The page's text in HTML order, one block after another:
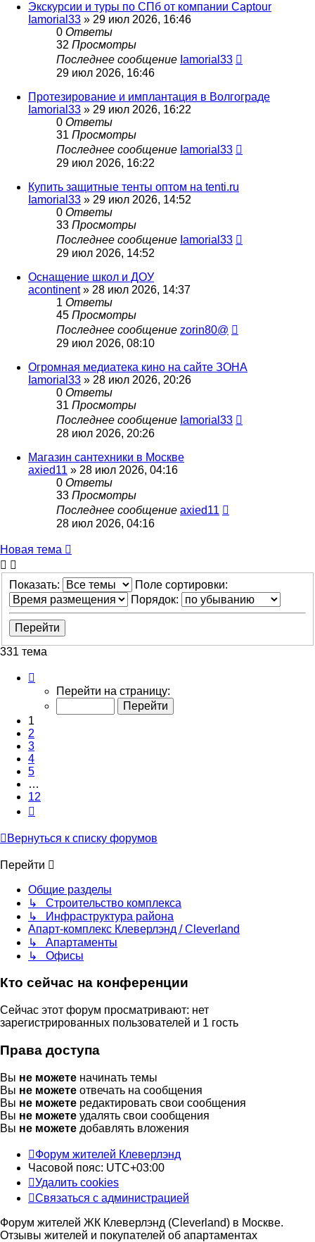
Экскурсии и туры по СПб от компании Captour
Iamorial33 » 29 июл 2026, 16:46
0 Ответы
32 Просмотры
Последнее сообщение Iamorial33
29 июл 2026, 16:46
Протезирование и имплантация в Волгограде
Iamorial33 » 29 июл 2026, 16:22
0 Ответы
31 Просмотры
Последнее сообщение Iamorial33
29 июл 2026, 16:22
Купить защитные тенты оптом на tenti.ru
Iamorial33 » 29 июл 2026, 14:52
0 Ответы
33 Просмотры
Последнее сообщение Iamorial33
29 июл 2026, 14:52
Оснащение школ и ДОУ
acontinent» 28 июл 2026, 14:37
1 Ответы
45 Просмотры
Последнее сообщение zorin80@
29 июл 2026, 08:10
Огромная медиатека кино на сайте ЗОНА
Iamorial33 » 28 июл 2026, 20:26
0 Ответы
31 Просмотры
Последнее сообщение Iamorial33
28 июл 2026, 20:26
Магазин сантехники в Москве
axied11 » 28 июл 2026, 04:16
0 Ответы
33 Просмотры
Последнее сообщение axied11
28 июл 2026, 04:16
Новая тема
Показать:
Поле сортировки:
Порядок:
331 тема
12
Перейти на страницу:
1
2
3
4
5
…
12
Вернуться к списку форумов
Перейти
Общие разделы
↳ Строительство комплекса
↳ Инфраструктура района
Апарт-комплекс Клеверлэнд / Cleverland
↳ Апартаменты
↳ Офисы
Кто сейчас на конференции
Сейчас этот форум просматривают: нет
зарегистрированных пользователей и 1 гость
Права доступа
Вы не можете начинать темы
Вы не можете отвечать на сообщения
Вы не можете редактировать свои сообщения
Вы не можете удалять свои сообщения
Вы не можете добавлять вложения
Форум жителей Клеверлэнд
Часовой пояс: UTC+03:00
Удалить cookies
Связаться с администрацией
Форум жителей ЖК Клеверлэнд (Cleverland) в Москве.
Отзывы жителей и покупателей об апартаментах